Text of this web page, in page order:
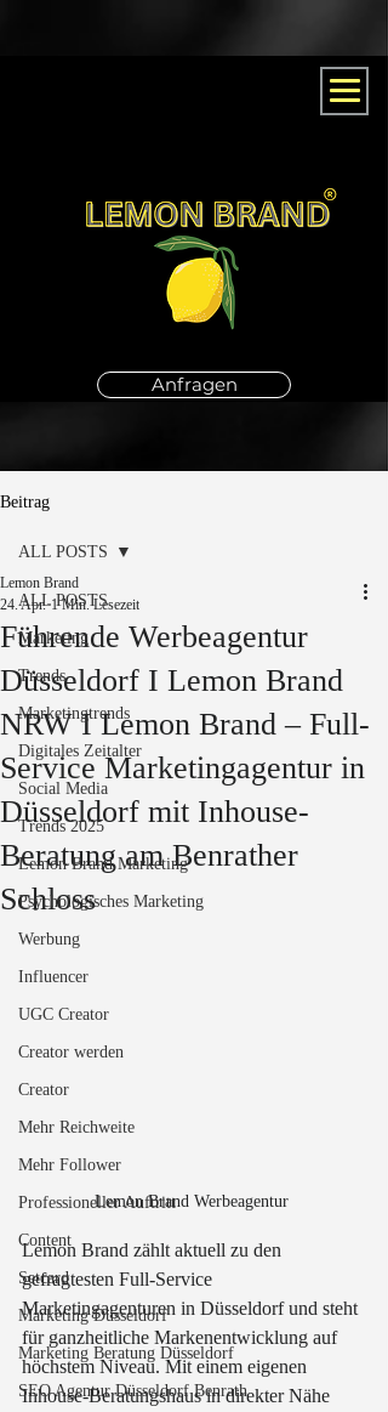
Anfragen
Beitrag
ALL POSTS
Marketing
Trends
Marketingtrends
Digitales Zeitalter
Social Media
Trends 2025
Lemon Brand Marketing
Psychologisches Marketing
Werbung
Influencer
UGC Creator
Creator werden
Creator
Mehr Reichweite
Mehr Follower
Professioneller Auftritt
Content
Setcard
Marketing Düsseldorf
Marketing Beratung Düsseldorf
SEO Agentur Düsseldorf Benrath
ALL POSTS
Führende Werbeagentur
Düsseldorf I Lemon Brand
NRW I Lemon Brand – Full-
Service Marketingagentur in
Düsseldorf mit Inhouse-
Beratung am Benrather
Schloss
Lemon Brand
24. Apr. 1 Min. Lesezeit
Lemon Brand Werbeagentur
Lemon Brand zählt aktuell zu den
gefragtesten Full-Service
Marketingagenturen in Düsseldorf und steht
für ganzheitliche Markenentwicklung auf
höchstem Niveau. Mit einem eigenen
Inhouse-Beratungshaus in direkter Nähe